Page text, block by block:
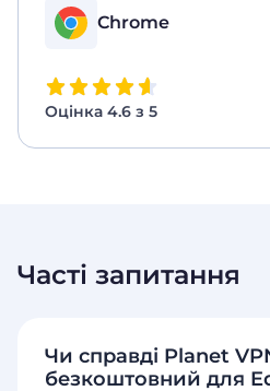
Chrome
Оцінка 4.6 з 5
Часті запитання
Чи справді Planet
безкоштовний для